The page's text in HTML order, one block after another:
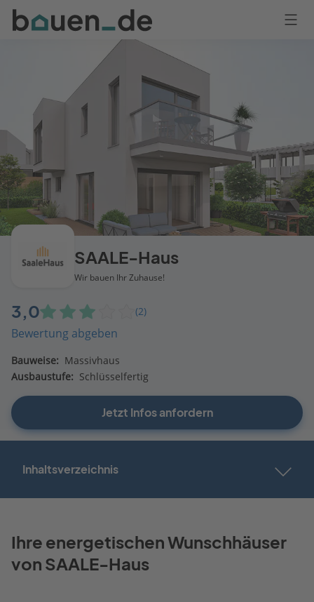
Bauen
Logo
SAALE-Haus
Wir bauen Ihr Zuhause!
3,0 (2)
Bewertung abgeben
Bauweise: Massivhaus
Ausbaustufe: Schlüsselfertig
Jetzt Infos anfordern
Inhaltsverzeichnis
Ihre energetischen Wunschhäuser
von SAALE-Haus